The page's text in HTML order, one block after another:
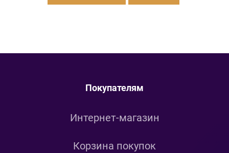
Покупателям
Интернет-магазин
Корзина покупок